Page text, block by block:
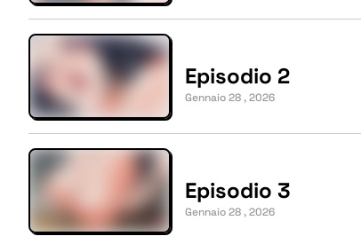
Episodio 2
Gennaio 28 , 2026
Episodio 3
Gennaio 28 , 2026